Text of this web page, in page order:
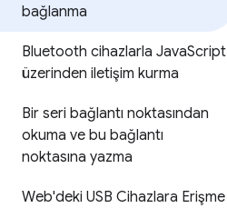
bağlanma
Bluetooth cihazlarla JavaScript
üzerinden iletişim kurma
Bir seri bağlantı noktasından
okuma ve bu bağlantı
noktasına yazma
Web'deki USB Cihazlara Erişme